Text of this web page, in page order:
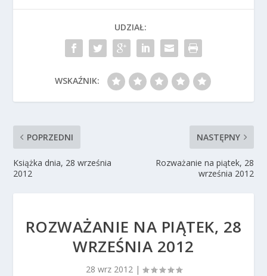
UDZIAŁ:
WSKAŹNIK:
POPRZEDNI
Książka dnia, 28 września
2012
NASTĘPNY
Rozważanie na piątek, 28
września 2012
ROZWAŻANIE NA PIĄTEK, 28
WRZEŚNIA 2012
28 wrz 2012|